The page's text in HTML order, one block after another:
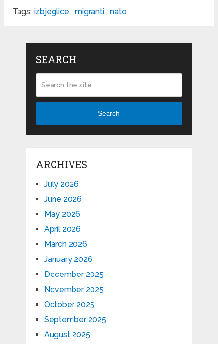
Tags: izbjeglice, migranti, nato
SEARCH
Search
ARCHIVES
July 2026
June 2026
May 2026
April 2026
March 2026
January 2026
December 2025
November 2025
October 2025
September 2025
August 2025